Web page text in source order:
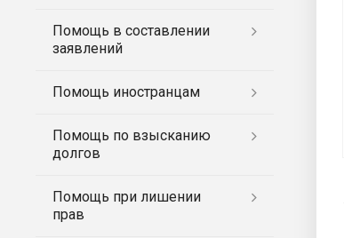
Помощь в составлении
заявлений
Помощь иностранцам
Помощь по взысканию
долгов
Помощь при лишении
прав